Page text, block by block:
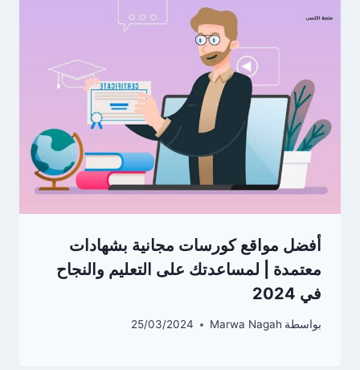
أفضل مواقع كورسات مجانية بشهادات
معتمدة | لمساعدتك على التعليم والنجاح
في 2024
بواسطة Marwa Nagah
25/03/2024